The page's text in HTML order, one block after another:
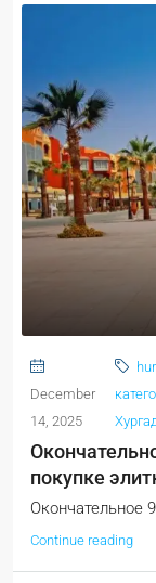
December
14, 2025
покупке
Окончательное
Continue reading